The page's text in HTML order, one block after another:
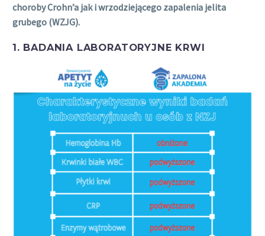
choroby Crohn’a jak i wrzodziejącego zapalenia jelita
grubego (WZJG).
1. BADANIA LABORATORYJNE KRWI